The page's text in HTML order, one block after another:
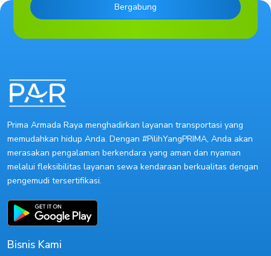
Bergabung
Prima Armada Raya menghadirkan layanan transportasi yang
memudahkan hidup Anda. Dengan #PilihYangPRIMA, Anda akan
merasakan pengalaman berkendara yang aman dan nyaman
melalui fleksibilitas layanan sewa kendaraan berkualitas dengan
pengemudi tersertifikasi.
Bisnis Kami